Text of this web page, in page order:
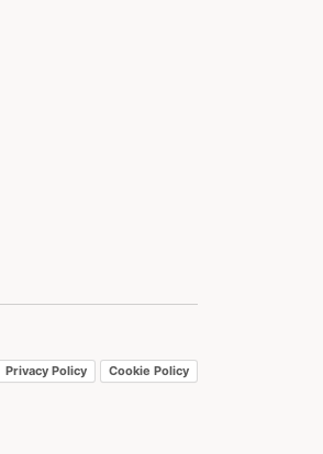
Privacy Policy Cookie Policy